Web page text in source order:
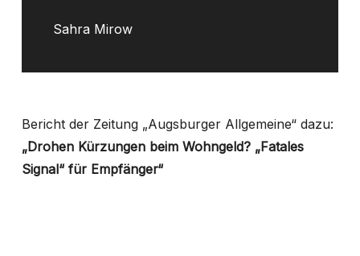
Sahra Mirow
Bericht der Zeitung „Augsburger Allgemeine“ dazu:
„Drohen Kürzungen beim Wohngeld? „Fatales
Signal“ für Empfänger“